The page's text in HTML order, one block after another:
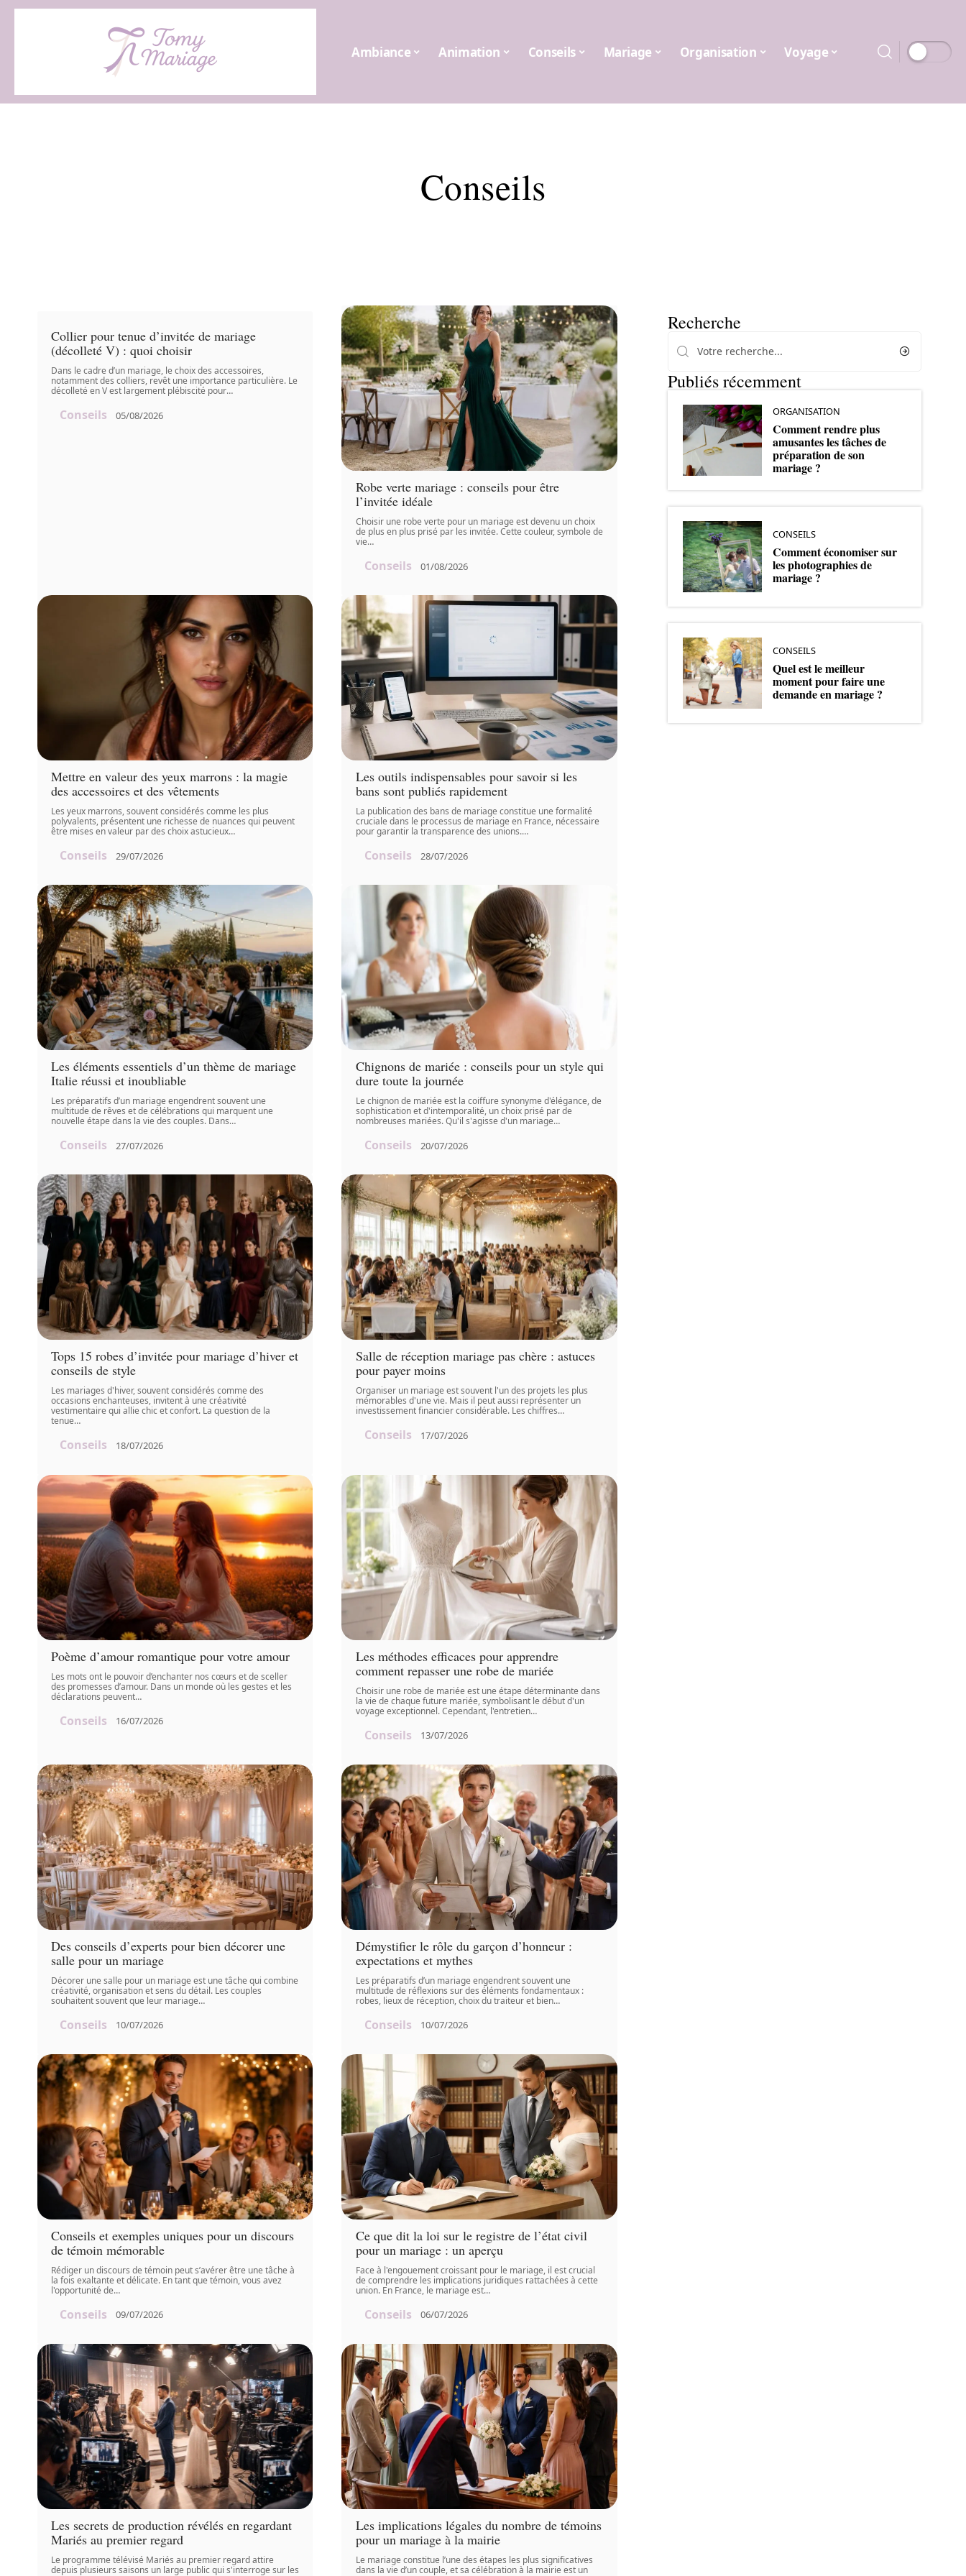
Ambiance Animation Conseils Mariage Organisation Voyage
Conseils
Collier pour tenue d’invitée de mariage
(décolleté V) : quoi choisir
Dans le cadre d’un mariage, le choix des accessoires,
notamment des colliers, revêt une importance particulière. Le
décolleté en V est largement plébiscité pour…
Conseils 05/08/2026
Robe verte mariage : conseils pour être
l’invitée idéale
Choisir une robe verte pour un mariage est devenu un choix
de plus en plus prisé par les invitée. Cette couleur, symbole de
vie…
Conseils 01/08/2026
Mettre en valeur des yeux marrons : la magie
des accessoires et des vêtements
Les yeux marrons, souvent considérés comme les plus
polyvalents, présentent une richesse de nuances qui peuvent
être mises en valeur par des choix astucieux…
Conseils 29/07/2026
Les outils indispensables pour savoir si les
bans sont publiés rapidement
La publication des bans de mariage constitue une formalité
cruciale dans le processus de mariage en France, nécessaire
pour garantir la transparence des unions.…
Conseils 28/07/2026
Les éléments essentiels d’un thème de mariage
Italie réussi et inoubliable
Les préparatifs d’un mariage engendrent souvent une
multitude de rêves et de célébrations qui marquent une
nouvelle étape dans la vie des couples. Dans…
Conseils 27/07/2026
Chignons de mariée : conseils pour un style qui
dure toute la journée
Le chignon de mariée est la coiffure synonyme d'élégance, de
sophistication et d'intemporalité, un choix prisé par de
nombreuses mariées. Qu'il s'agisse d'un mariage…
Conseils 20/07/2026
Tops 15 robes d’invitée pour mariage d’hiver et
conseils de style
Les mariages d'hiver, souvent considérés comme des
occasions enchanteuses, invitent à une créativité
vestimentaire qui allie chic et confort. La question de la
tenue…
Conseils 18/07/2026
Salle de réception mariage pas chère : astuces
pour payer moins
Organiser un mariage est souvent l'un des projets les plus
mémorables d'une vie. Mais il peut aussi représenter un
investissement financier considérable. Les chiffres…
Conseils 17/07/2026
Poème d’amour romantique pour votre amour
Les mots ont le pouvoir d’enchanter nos cœurs et de sceller
des promesses d’amour. Dans un monde où les gestes et les
déclarations peuvent…
Conseils 16/07/2026
Les méthodes efficaces pour apprendre
comment repasser une robe de mariée
Choisir une robe de mariée est une étape déterminante dans
la vie de chaque future mariée, symbolisant le début d'un
voyage exceptionnel. Cependant, l'entretien…
Conseils 13/07/2026
Des conseils d’experts pour bien décorer une
salle pour un mariage
Décorer une salle pour un mariage est une tâche qui combine
créativité, organisation et sens du détail. Les couples
souhaitent souvent que leur mariage…
Conseils 10/07/2026
Démystifier le rôle du garçon d’honneur :
expectations et mythes
Les préparatifs d’un mariage engendrent souvent une
multitude de réflexions sur des éléments fondamentaux :
robes, lieux de réception, choix du traiteur et bien…
Conseils 10/07/2026
Conseils et exemples uniques pour un discours
de témoin mémorable
Rédiger un discours de témoin peut s’avérer être une tâche à
la fois exaltante et délicate. En tant que témoin, vous avez
l'opportunité de…
Conseils 09/07/2026
Ce que dit la loi sur le registre de l’état civil
pour un mariage : un aperçu
Face à l'engouement croissant pour le mariage, il est crucial
de comprendre les implications juridiques rattachées à cette
union. En France, le mariage est…
Conseils 06/07/2026
Les secrets de production révélés en regardant
Mariés au premier regard
Le programme télévisé Mariés au premier regard attire
depuis plusieurs saisons un large public qui s'interroge sur les
Les implications légales du nombre de témoins
pour un mariage à la mairie
Le mariage constitue l’une des étapes les plus significatives
dans la vie d’un couple, et sa célébration à la mairie est un
Recherche
Publiés récemment
ORGANISATION
Comment rendre plus
amusantes les tâches de
préparation de son
mariage ?
CONSEILS
Comment économiser sur
les photographies de
mariage ?
CONSEILS
Quel est le meilleur
moment pour faire une
demande en mariage ?